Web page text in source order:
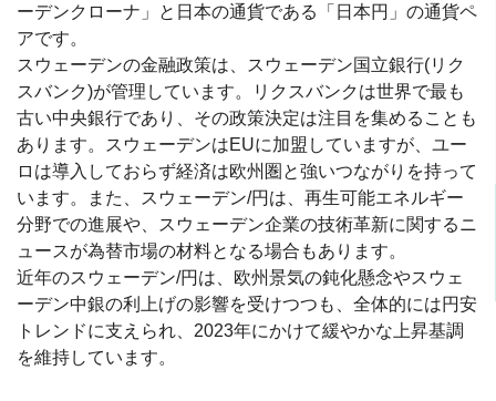
ーデンクローナ」と日本の通貨である「日本円」の通貨ペ
アです。
スウェーデンの金融政策は、スウェーデン国立銀行(リク
スバンク)が管理しています。リクスバンクは世界で最も
古い中央銀行であり、その政策決定は注目を集めることも
あります。スウェーデンはEUに加盟していますが、ユー
ロは導入しておらず経済は欧州圏と強いつながりを持って
います。また、スウェーデン/円は、再生可能エネルギー
分野での進展や、スウェーデン企業の技術革新に関するニ
ュースが為替市場の材料となる場合もあります。
近年のスウェーデン/円は、欧州景気の鈍化懸念やスウェ
ーデン中銀の利上げの影響を受けつつも、全体的には円安
トレンドに支えられ、2023年にかけて緩やかな上昇基調
を維持しています。